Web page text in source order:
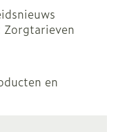
Zorgtarieven
en